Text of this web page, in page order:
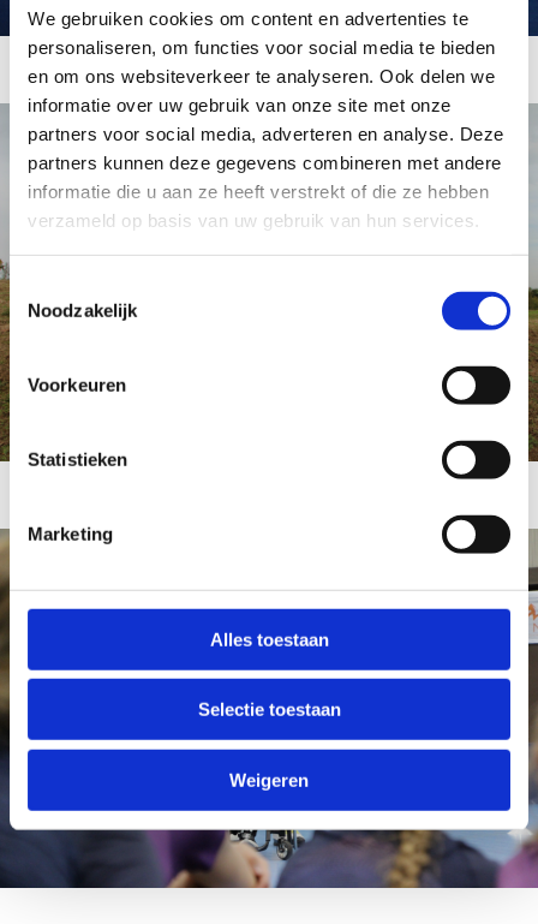
We gebruiken cookies om content en advertenties te
personaliseren, om functies voor social media te bieden
en om ons websiteverkeer te analyseren. Ook delen we
informatie over uw gebruik van onze site met onze
partners voor social media, adverteren en analyse. Deze
partners kunnen deze gegevens combineren met andere
informatie die u aan ze heeft verstrekt of die ze hebben
verzameld op basis van uw gebruik van hun services.
Toestemmingsselectie
Noodzakelijk
Voorkeuren
Statistieken
Marketing
Alles toestaan
Selectie toestaan
Weigeren